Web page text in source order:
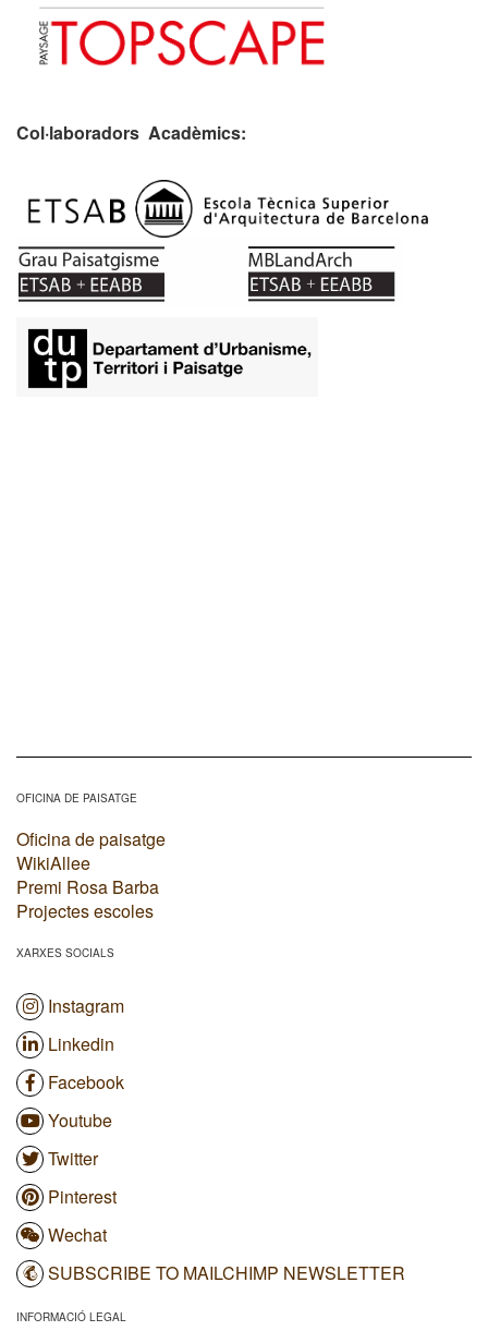
Col·laboradors Acadèmics:
OFICINA DE PAISATGE
Oficina de paisatge
WikiAllee
Premi Rosa Barba
Projectes escoles
XARXES SOCIALS
Instagram
Linkedin
Facebook
Youtube
Twitter
Pinterest
Wechat
SUBSCRIBE TO MAILCHIMP NEWSLETTER
INFORMACIÓ LEGAL